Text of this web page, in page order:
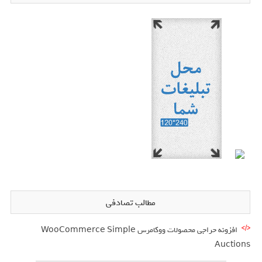
مطالب تصادفی
افزونه حراجی محصولات ووکامرس WooCommerce Simple
Auctions